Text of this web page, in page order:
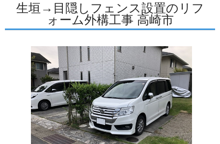
生垣→目隠しフェンス設置のリフ
ォーム外構工事 高崎市